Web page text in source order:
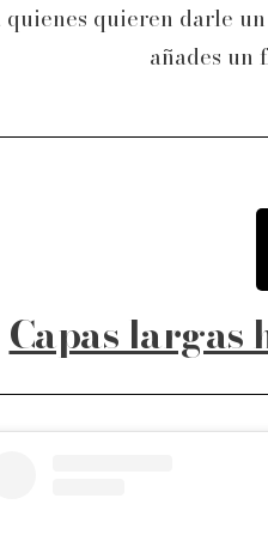
quieren darle
añades un
Capas largas